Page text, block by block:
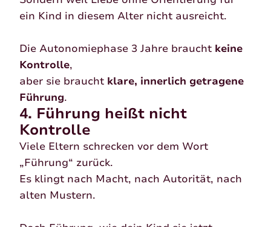
ein Kind in diesem Alter nicht ausreicht.
Die Autonomiephase 3 Jahre braucht keine
Kontrolle,
aber sie braucht klare, innerlich getragene
Führung.
4. Führung heißt nicht
Kontrolle
Viele Eltern schrecken vor dem Wort
„Führung“ zurück.
Es klingt nach Macht, nach Autorität, nach
alten Mustern.